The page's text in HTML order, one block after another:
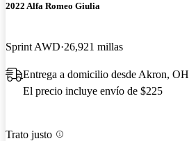
2022 Alfa Romeo Giulia
Sprint AWD 26,921 millas
Entrega a domicilio desde Akron, OH
El precio incluye envío de $225
Trato justo